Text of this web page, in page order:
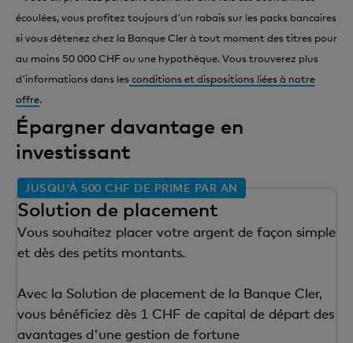
écoulées, vous profitez toujours d'un rabais sur les packs bancaires
si vous détenez chez la Banque Cler à tout moment des titres pour
au moins 50 000 CHF ou une hypothèque. Vous trouverez plus
d'informations dans les conditions et dispositions liées à notre
offre.
Épargner davantage en
investissant
JUSQU'À 500 CHF DE PRIME PAR AN
Solution de placement
Vous souhaitez placer votre argent de façon simple
et dès des petits montants.
Avec la Solution de placement de la Banque Cler,
vous bénéficiez dès 1 CHF de capital de départ des
avantages d'une gestion de fortune